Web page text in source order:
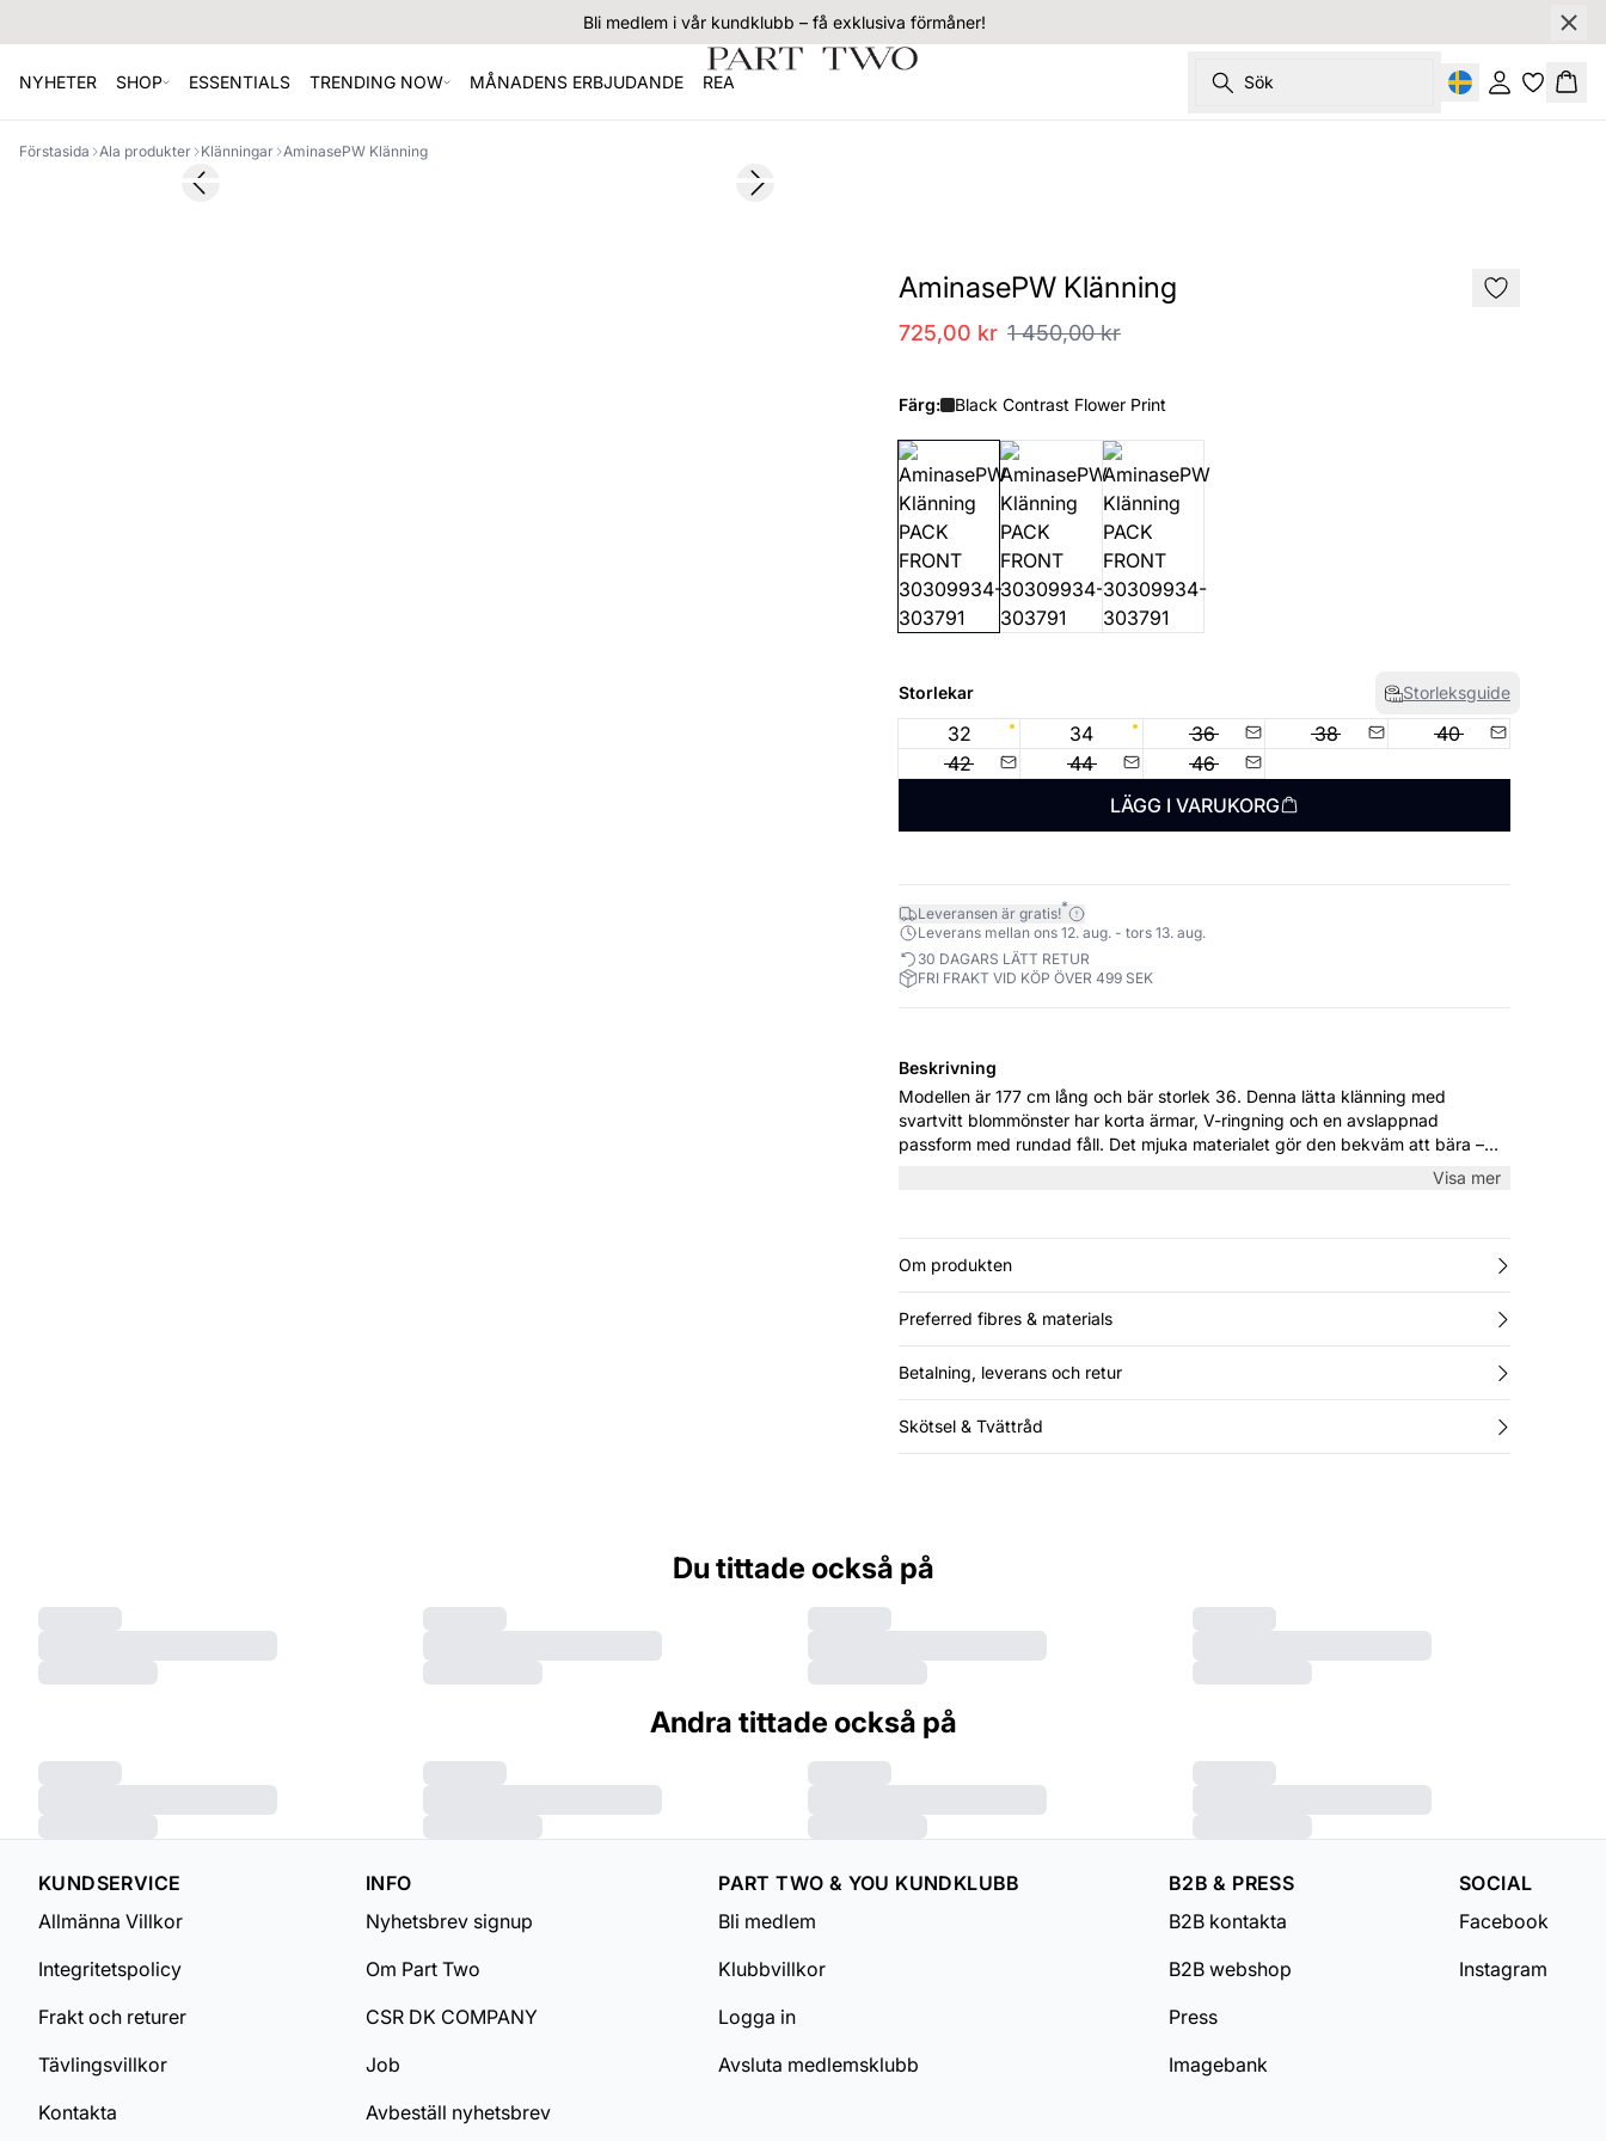
Bli medlem i vår kundklubb – få exklusiva förmåner!
NYHETER SHOP ESSENTIALS TRENDING NOW MÅNADENS ERBJUDANDE REA Sök Logga inKorg
Förstasida Ala produkter Klänningar AminasePW Klänning
SALEPrevious slide Next slide
AminasePW Klänning
725,00 kr 1 450,00 kr
Färg: Black Contrast Flower Print
Storlekar Storleksguide
32 34 36 38
40
42
44
46
LÄGG I VARUKORG
Leveransen är gratis!*
Leverans mellan ons 12. aug. - tors 13. aug.
30 DAGARS LÄTT RETUR
FRI FRAKT VID KÖP ÖVER 499 SEK
Beskrivning
Modellen är 177 cm lång och bär storlek 36. Denna lätta klänning med
svartvitt blommönster har korta ärmar, V-ringning och en avslappnad
passform med rundad fåll. Det mjuka materialet gör den bekväm att bära –
perfekt för varma dagar med sandaler eller sneakers för en enkel sommarstil.
Visa mer
Om produkten
Preferred fibres & materials
Betalning, leverans och retur
Skötsel & Tvättråd
Du tittade också på
Andra tittade också på
KUNDSERVICE
Allmänna Villkor
Integritetspolicy
Frakt och returer
Tävlingsvillkor
Kontakta
INFO
Nyhetsbrev signup
Om Part Two
CSR DK COMPANY
Job
Avbeställ nyhetsbrev
PART TWO & YOU KUNDKLUBB
Bli medlem
Klubbvillkor
Logga in
Avsluta medlemsklubb
B2B & PRESS
B2B kontakta
B2B webshop
Press
Imagebank
SOCIAL
Facebook
Instagram